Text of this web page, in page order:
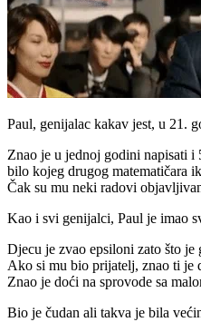
Paul, genijalac kakav jest, u 21.
Znao je u jednoj godini napisati
bilo kojeg drugog matematičara
Čak su mu neki radovi
Kao i svi genijalci, Paul je imao
Djecu je zvao epsiloni zato što je
Ako si mu bio prijatelj, znao ti je
Znao je doći na sprovode sa
Bio je čudan ali takva je bila